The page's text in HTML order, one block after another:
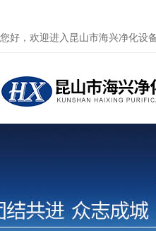
您好，欢迎进入昆山市海兴净化设